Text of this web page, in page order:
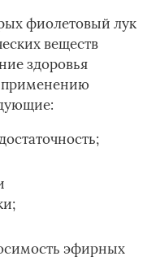
фиолетовый лук
веществ
здоровья
применению
эфирных